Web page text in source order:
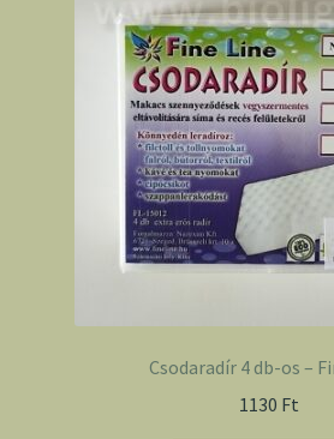
Csodaradír 4 db-os –
1130 Ft